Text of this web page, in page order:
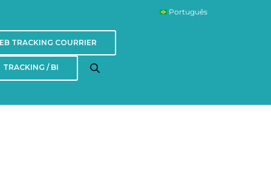
Português
TRACKING COURRIER
TRACKING / BI